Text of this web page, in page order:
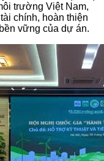
trường Việt Nam,
chính, hoàn thiện
vững của dự án.